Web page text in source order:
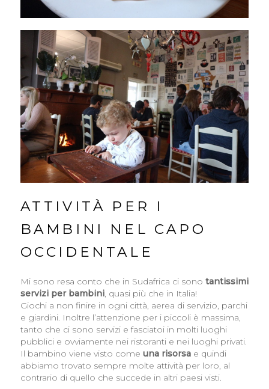
ATTIVITÀ PER I
BAMBINI NEL CAPO
OCCIDENTALE
Mi sono resa conto che in Sudafrica ci sono tantissimi
servizi per bambini, quasi più che in Italia!
Giochi a non finire in ogni città, aerea di servizio, parchi
e giardini. Inoltre l’attenzione per i piccoli è massima,
tanto che ci sono servizi e fasciatoi in molti luoghi
pubblici e ovviamente nei ristoranti e nei luoghi privati.
Il bambino viene visto come una risorsae quindi
abbiamo trovato sempre molte attività per loro, al
contrario di quello che succede in altri paesi visti.